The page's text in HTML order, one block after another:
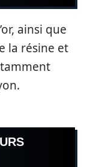
ainsi que
la résine et